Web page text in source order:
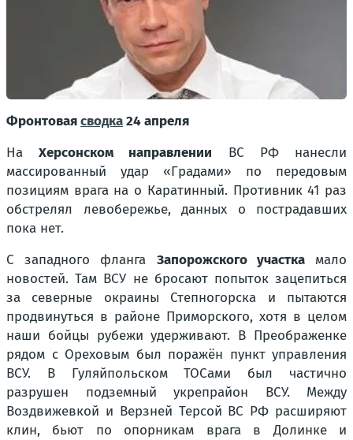
Фронтоваясводка24 апреля
НаХерсонском направлении ВС РФ нанесли
массированный удар «Градами» по передовым
позициям врага на о Каратинный. Противник 41 раз
обстрелял левобережье, данных о пострадавших
пока нет.
С западного фланга Запорожского участкамало
новостей. Там ВСУ не бросают попыток зацепиться
за северные окраины Степногорска и пытаются
продвинуться в районе Приморского, хотя в целом
наши бойцы рубежи удерживают. В Преображенке
рядом с Ореховым был поражён пункт управления
ВСУ. В Гуляйпольском ТОСами был частично
разрушен подземный укрепрайон ВСУ. Между
Воздвижевкой и Верзней Терсой ВС РФ расширяют
клин, бьют по опорникам врага в Долинке и